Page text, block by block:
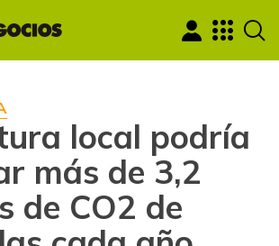
local podría
más de 3,2
de CO2 de